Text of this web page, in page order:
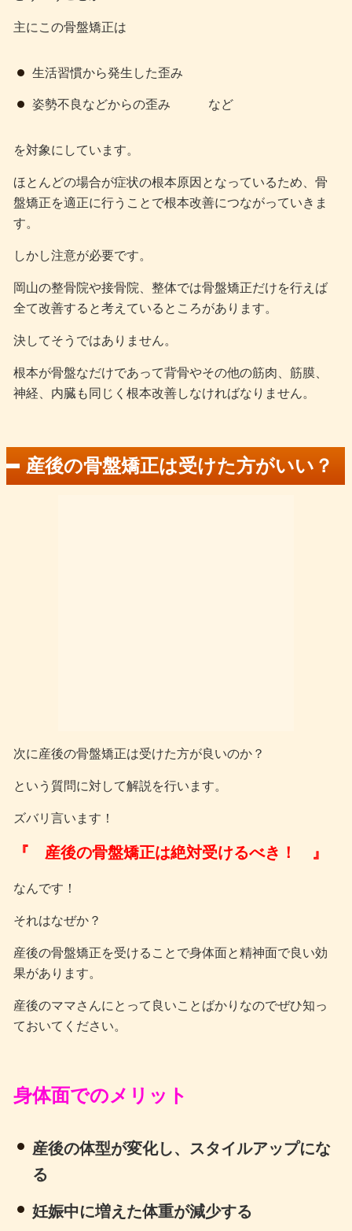
主にこの骨盤矯正は
生活習慣から発生した歪み
姿勢不良などからの歪み など
を対象にしています。
ほとんどの場合が症状の根本原因となっているため、骨
盤矯正を適正に行うことで根本改善につながっていきま
す。
しかし注意が必要です。
岡山の整骨院や接骨院、整体では骨盤矯正だけを行えば
全て改善すると考えているところがあります。
決してそうではありません。
根本が骨盤なだけであって背骨やその他の筋肉、筋膜、
神経、内臓も同じく根本改善しなければなりません。
産後の骨盤矯正は受けた方がいい？
次に産後の骨盤矯正は受けた方が良いのか？
という質問に対して解説を行います。
ズバリ言います！
『 産後の骨盤矯正は絶対受けるべき！ 』
なんです！
それはなぜか？
産後の骨盤矯正を受けることで身体面と精神面で良い効
果があります。
産後のママさんにとって良いことばかりなのでぜひ知っ
ておいてください。
身体面でのメリット
産後の体型が変化し、スタイルアップにな
る
妊娠中に増えた体重が減少する